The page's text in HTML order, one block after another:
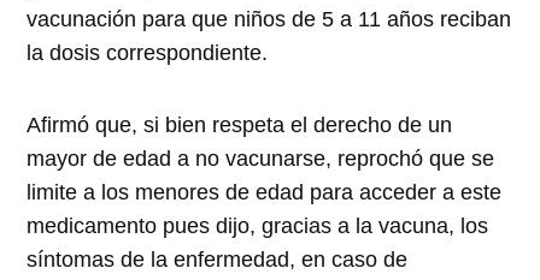
vacunación para que niños de 5 a 11 años reciban
la dosis correspondiente.
Afirmó que, si bien respeta el derecho de un
mayor de edad a no vacunarse, reprochó que se
limite a los menores de edad para acceder a este
medicamento pues dijo, gracias a la vacuna, los
síntomas de la enfermedad, en caso de